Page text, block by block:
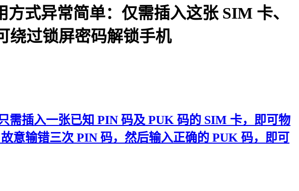
式异常简单：仅需插入这张 SIM 卡、
绕过锁屏密码解锁手机
需插入一张已知 PIN 码及 PUK 码的 SIM 卡，即可物
意输错三次 PIN 码，然后输入正确的 PUK 码，即可